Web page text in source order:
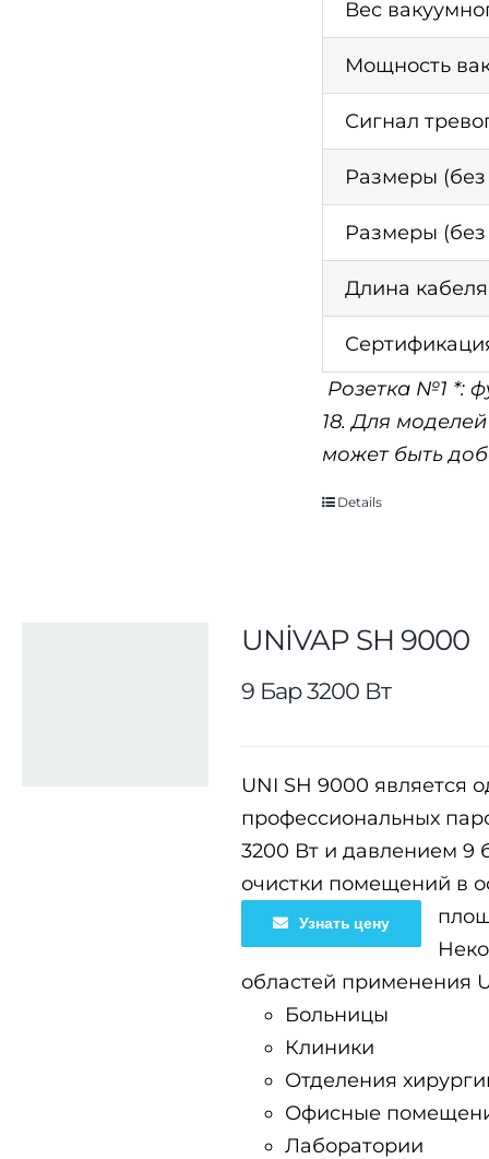
Вес
Мощность
Сигнал
Размеры
Размеры
Длина
Розетка №1 *:
18. Для
может быть
Details
UNİVAP SH 9000
9 Бар 3200 Вт
UNI SH 9000 является
профессиональных
3200 Вт и давлением 9
очистки помещений в
Узнать цену
областей применения
Больницы
Клиники
Отделения
Офисные
Лаборатории